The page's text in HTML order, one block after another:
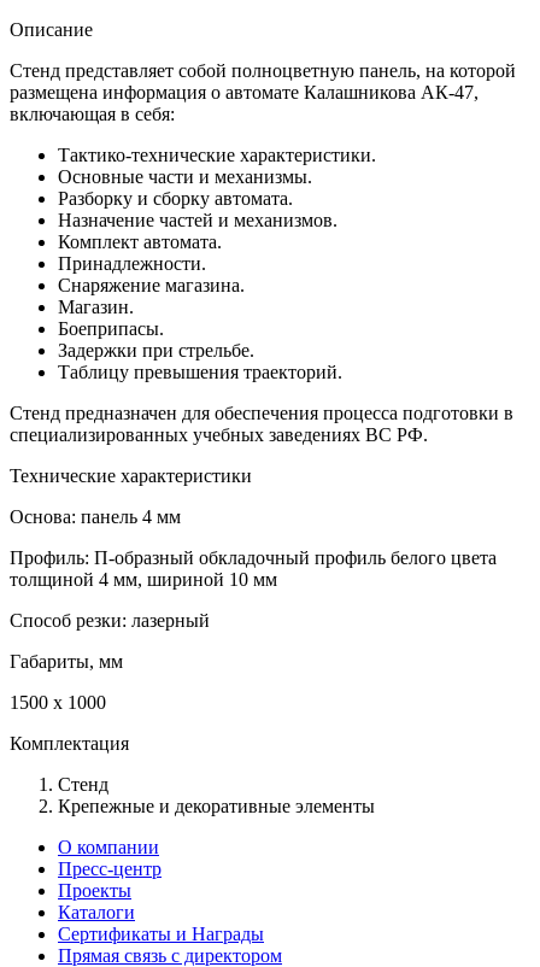
Описание
Стенд представляет собой полноцветную панель, на которой
размещена информация о автомате Калашникова АК-47,
включающая в себя:
Тактико-технические характеристики.
Основные части и механизмы.
Разборку и сборку автомата.
Назначение частей и механизмов.
Комплект автомата.
Принадлежности.
Снаряжение магазина.
Магазин.
Боеприпасы.
Задержки при стрельбе.
Таблицу превышения траекторий.
Стенд предназначен для обеспечения процесса подготовки в
специализированных учебных заведениях ВС РФ.
Технические характеристики
Основа: панель 4 мм
Профиль: П-образный обкладочный профиль белого цвета
толщиной 4 мм, шириной 10 мм
Способ резки: лазерный
Габариты, мм
1500 х 1000
Комплектация
Стенд
Крепежные и декоративные элементы
О компании
Пресс-центр
Проекты
Каталоги
Сертификаты и Награды
Прямая связь с директором